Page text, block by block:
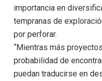
importancia en
tempranas de
por perforar.
“Mientras más
probabilidad de
puedan traducirse en